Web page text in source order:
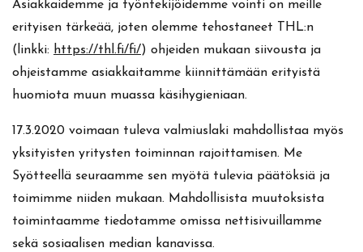
Asiakkaidemme ja työntekijöidemme vointi on meille
erityisen tärkeää, joten olemme tehostaneet THL:n
(linkki: https://thl.fi/fi/) ohjeiden mukaan siivousta ja
ohjeistamme asiakkaitamme kiinnittämään erityistä
huomiota muun muassa käsihygieniaan.
17.3.2020 voimaan tuleva valmiuslaki mahdollistaa myös
yksityisten yritysten toiminnan rajoittamisen. Me
Syötteellä seuraamme sen myötä tulevia päätöksiä ja
toimimme niiden mukaan. Mahdollisista muutoksista
toimintaamme tiedotamme omissa nettisivuillamme
sekä sosiaalisen median kanavissa.